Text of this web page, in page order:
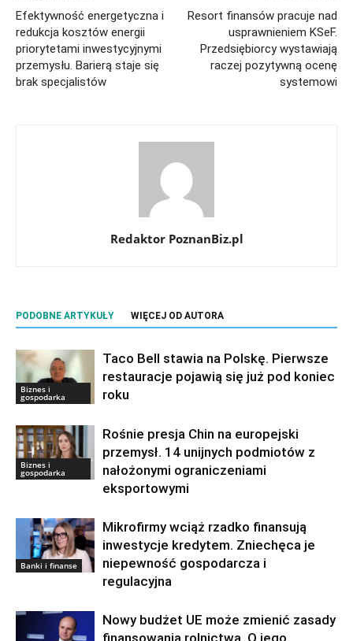
Efektywność energetyczna i
redukcja kosztów energii
priorytetami inwestycyjnymi
przemysłu. Barierą staje się
brak specjalistów
Resort finansów pracuje nad
usprawnieniem KSeF.
Przedsiębiorcy wystawiają
raczej pozytywną ocenę
systemowi
Redaktor PoznanBiz.pl
PODOBNE ARTYKUŁY WIĘCEJ OD AUTORA
Biznes i
gospodarka
Taco Bell stawia na Polskę. Pierwsze
restauracje pojawią się już pod koniec
roku
Biznes i
gospodarka
Rośnie presja Chin na europejski
przemysł. 14 unijnych podmiotów z
nałożonymi ograniczeniami
eksportowymi
Banki i finanse
Mikrofirmy wciąż rzadko finansują
inwestycje kredytem. Zniechęca je
niepewność gospodarcza i
regulacyjna
Nowy budżet UE może zmienić zasady
finansowania rolnictwa. O jego